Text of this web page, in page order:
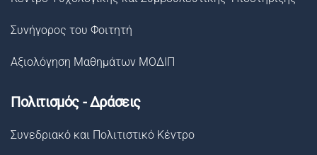
Συνήγορος του Φοιτητή
Αξιολόγηση Μαθημάτων ΜΟΔΙΠ
Πολιτισμός - Δράσεις
Συνεδριακό και Πολιτιστικό Κέντρο